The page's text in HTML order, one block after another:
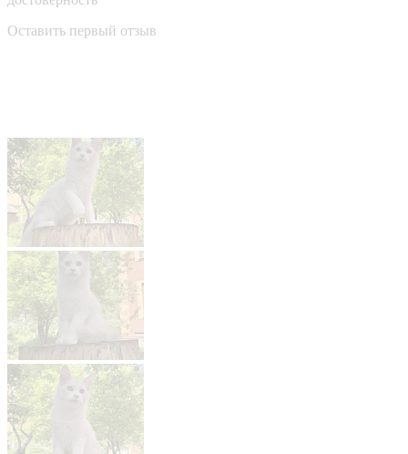
Оставить первый отзыв